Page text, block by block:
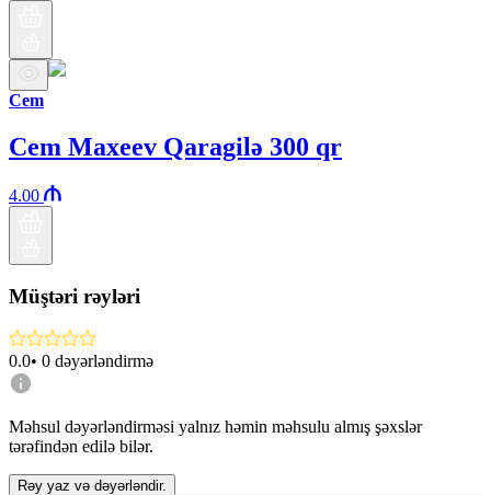
Cem
Cem Maxeev Qaragilə 300 qr
4.00
Müştəri rəyləri
0.0• 0 dəyərləndirmə
Məhsul dəyərləndirməsi yalnız həmin məhsulu almış şəxslər
tərəfindən edilə bilər.
Rəy yaz və dəyərləndir.